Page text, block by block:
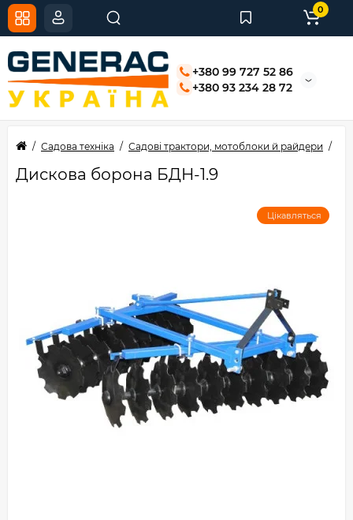
+380 99 727 52 86
+380 93 234 28 72
0
Садова техніка Садові трактори, мотоблоки й райдери
Дискова борона БДН-1.9
Цікавляться